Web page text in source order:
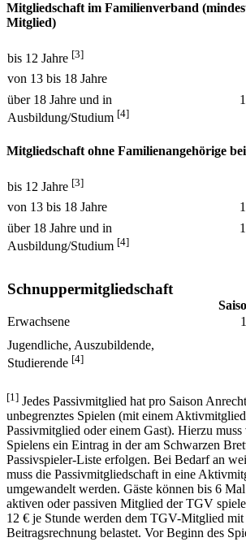
Mitgliedschaft im Familienverband
Mitglied)
bis 12 Jahre [3]
von 13 bis 18 Jahre
über 18 Jahre und in
Ausbildung/Studium [4]
Mitgliedschaft ohne Familienangehörige
bis 12 Jahre [3]
von 13 bis 18 Jahre
über 18 Jahre und in
Ausbildung/Studium [4]
Schnuppe­r­mitglied­­schaft
Erwachsene
Jugendliche, Auszubildende,
Studierende [4]
[1] Jedes Passivmitglied hat pro Saison
unbegrenztes Spielen (mit einem
Passivmitglied oder einem Gast). Hierzu
Spielens ein Eintrag in der am Schwarzen
Passivspieler-Liste erfolgen. Bei Bedarf an
muss die Passivmitgliedschaft in eine
umgewandelt werden. Gäste können bis 6
aktiven oder passiven Mitglied der TGV
12 € je Stunde werden dem TGV-Mitglied mit
Beitragsrechnung belastet. Vor Beginn des